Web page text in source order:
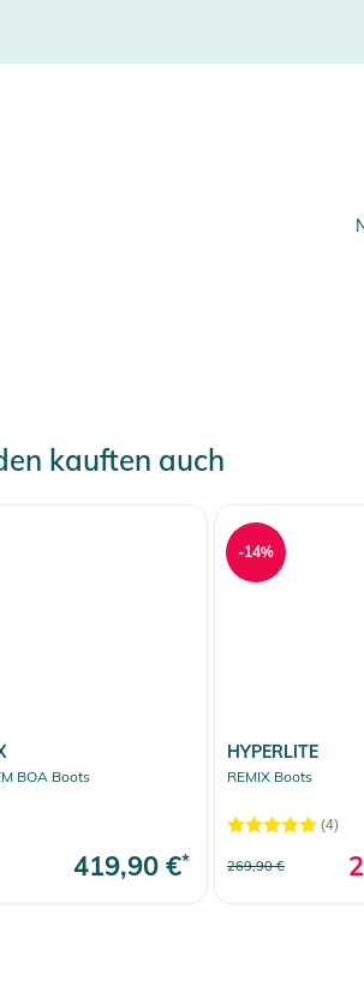
kauften auch
BOA Boots
419,90 €*
HYPERLITE
REMIX Boots
(4)
269,90 €
-14%